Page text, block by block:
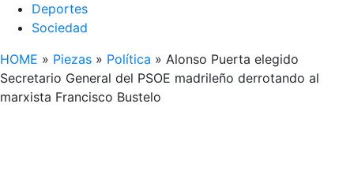
Deportes
Sociedad
HOME » Piezas » Política » Alonso Puerta elegido
Secretario General del PSOE madrileño derrotando al
marxista Francisco Bustelo